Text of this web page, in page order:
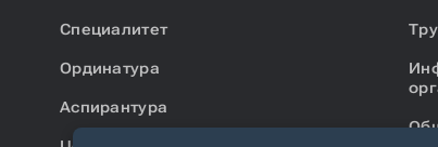
Специалитет
Ординатура
Аспирантура